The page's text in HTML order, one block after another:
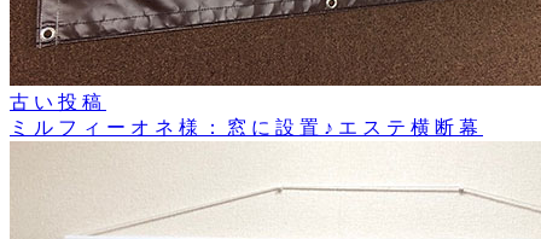
古い投稿
ミルフィーオネ様：窓に設置♪エステ横断幕